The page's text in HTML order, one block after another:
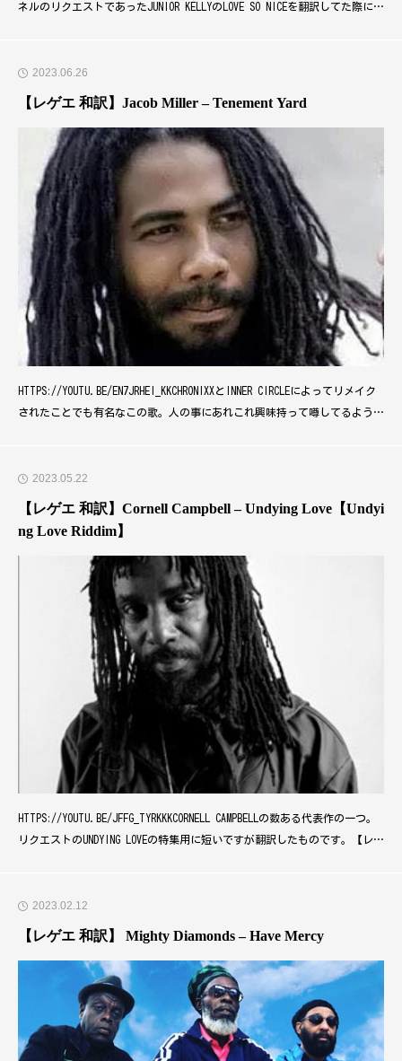
ネルのリクエストであったJUNIOR KELLYのLOVE SO NICEを翻訳してた際によ
表現を何にするかでめちゃくちゃ
2023.06.26
【レゲエ 和訳】Jacob Miller – Tenement Yard
HTTPS://YOUTU.BE/EN7JRHEI_KKCHRONIXXとINNER CIRCLEによってリメイク
されたことでも有名なこの歌。人の事にあれこれ興味持って噂してるような
いてみなドレッド
2023.05.22
【レゲエ 和訳】Cornell Campbell – Undying Love【Undyi
ng Love Riddim】
HTTPS://YOUTU.BE/JFFG_TYRKKKCORNELL CAMPBELLの数ある代表作の一つ。
リクエストのUNDYING LOVEの特集用に短いですが翻訳したものです。【レゲ
2023.02.12
【レゲエ 和訳】 Mighty Diamonds – Have Mercy